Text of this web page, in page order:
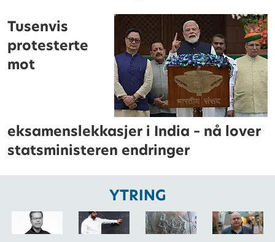
Tusenvis
protesterte
mot
eksamenslekkasjer i India – nå lover
statsministeren endringer
YTRING